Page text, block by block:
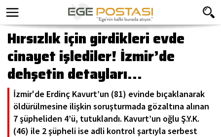
Hırsızlık için girdikleri evde
cinayet işlediler! İzmir’de
dehşetin detayları...
İzmir'de Erdinç Kavurt’un (81) evinde bıçaklanarak
öldürülmesine ilişkin soruşturmada gözaltına alınan
7 şüpheliden 4’ü, tutuklandı. Kavurt’un oğlu Ş.Y.K.
(46) ile 2 şüpheli ise adli kontrol şartıyla serbest